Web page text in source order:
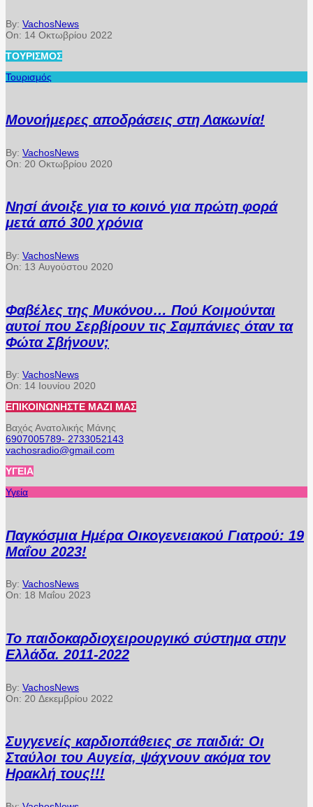
By: VachosNews
On: 14 Οκτωβρίου 2022
ΤΟΥΡΙΣΜΌΣ
Τουρισμός
Μονοήμερες αποδράσεις στη Λακωνία!
By: VachosNews
On: 20 Οκτωβρίου 2020
Νησί άνοιξε για το κοινό για πρώτη φορά
μετά από 300 χρόνια
By: VachosNews
On: 13 Αυγούστου 2020
Φαβέλες της Μυκόνου… Πού Κοιμούνται
αυτοί που Σερβίρουν τις Σαμπάνιες όταν τα
Φώτα Σβήνουν;
By: VachosNews
On: 14 Ιουνίου 2020
ΕΠΙΚΟΙΝΩΝΉΣΤΕ ΜΑΖΊ ΜΑΣ
Βαχός Ανατολικής Μάνης
6907005789- 2733052143
vachosradio@gmail.com
ΥΓΕΊΑ
Υγεία
Παγκόσμια Ημέρα Οικογενειακού Γιατρού: 19
Μαΐου 2023!
By: VachosNews
On: 18 Μαΐου 2023
Το παιδοκαρδιοχειρουργικό σύστημα στην
Ελλάδα. 2011-2022
By: VachosNews
On: 20 Δεκεμβρίου 2022
Συγγενείς καρδιοπάθειες σε παιδιά: Οι
Σταύλοι του Αυγεία, ψάχνουν ακόμα τον
Ηρακλή τους!!!